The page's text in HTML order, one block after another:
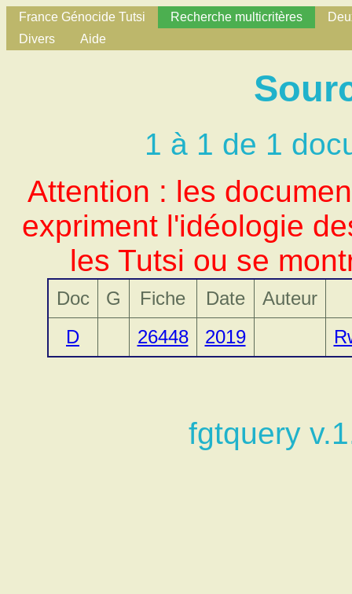
France Génocide Tutsi Recherche multicritères
Divers
Aide
1 à 1 de 1
Attention : les
expriment l'idéologie
les Tutsi ou se
Doc G Fiche Date
Auteur
D
26448 2019
fgtquery